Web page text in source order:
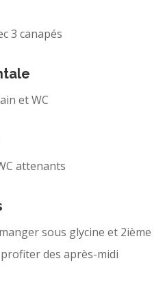
3 canapés
et WC
attenants
sous glycine et 2ième
des après-midi